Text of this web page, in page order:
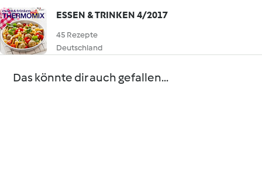
ESSEN & TRINKEN 4/2017
45 Rezepte
Deutschland
Das könnte dir auch gefallen...